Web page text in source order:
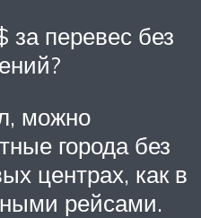
за перевес без
можно
города без
центрах, как в
рейсами.